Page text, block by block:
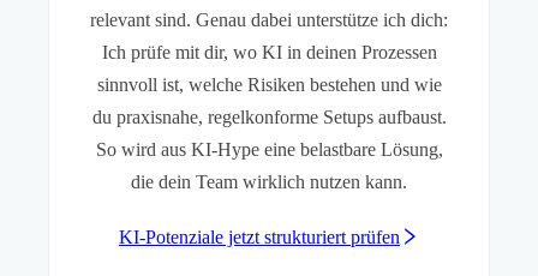
relevant sind. Genau dabei unterstütze ich dich:
Ich prüfe mit dir, wo KI in deinen Prozessen
sinnvoll ist, welche Risiken bestehen und wie
du praxisnahe, regelkonforme Setups aufbaust.
So wird aus KI-Hype eine belastbare Lösung,
die dein Team wirklich nutzen kann.
KI-Potenziale jetzt strukturiert prüfen